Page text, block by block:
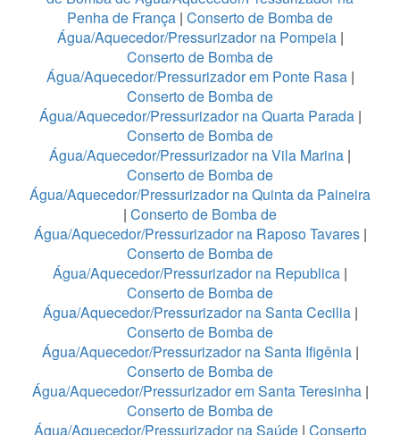
Penha de França | Conserto de Bomba de
Água/Aquecedor/Pressurizador na Pompeia|
Conserto de Bomba de
Água/Aquecedor/Pressurizador em Ponte Rasa|
Conserto de Bomba de
Água/Aquecedor/Pressurizador na Quarta Parada|
Conserto de Bomba de
Água/Aquecedor/Pressurizador na Vila Marina |
Conserto de Bomba de
Água/Aquecedor/Pressurizador na Quinta da Paineira
| Conserto de Bomba de
Água/Aquecedor/Pressurizador na Raposo Tavares|
Conserto de Bomba de
Água/Aquecedor/Pressurizador na Republica |
Conserto de Bomba de
Água/Aquecedor/Pressurizador na Santa Cecilia|
Conserto de Bomba de
Água/Aquecedor/Pressurizador na Santa Ifigênia |
Conserto de Bomba de
Água/Aquecedor/Pressurizador em Santa Teresinha|
Conserto de Bomba de
Água/Aquecedor/Pressurizador na Saúde| Conserto